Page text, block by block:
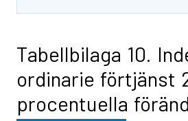
Tabellbilaga 10.
ordinarie förtjänst
procentuella